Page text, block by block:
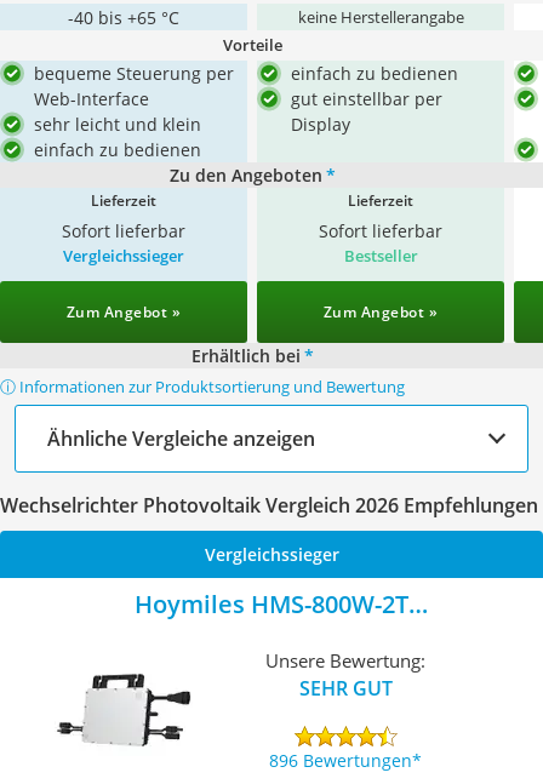
-40 bis +65 °C keine Herstellerangabe
Vorteile
bequeme Steuerung per
Web-Interface
sehr leicht und klein
einfach zu bedienen
einfach zu bedienen
gut einstellbar per
Display
Zu den Angeboten *
Lieferzeit
Sofort lieferbar
Lieferzeit
Sofort lieferbar
Vergleichssieger
Zum Angebot »
Bestseller
Zum Angebot »
Erhältlich bei *
ⓘ Informationen zur Produktsortierung und Bewertung
Ähnliche Vergleiche anzeigen
Wechselrichter Photovoltaik Vergleich 2026 Empfehlungen
Vergleichssieger
Hoymiles HMS-800W-2T
Unsere Bewertung:
SEHR GUT
896 Bewertungen